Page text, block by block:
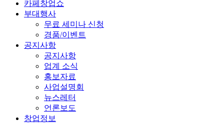
카페창업쇼
부대행사
무료 세미나 신청
경품/이벤트
공지사항
공지사항
업계 소식
홍보자료
사업설명회
뉴스레터
언론보도
창업정보